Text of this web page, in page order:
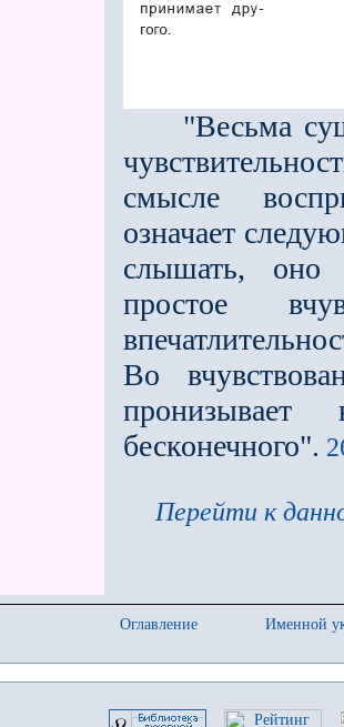
"Весьма
смысле
означает
слышать, оно
простое
Во
бесконечного".
Перейти к
Оглавление
Именной